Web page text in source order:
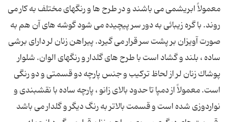
معمولاً ابریشمی می باشند و در طرح ها و رنگهای مختلف به كار می
روند. با گره زیبائی به دور سر پیچیده می شود گوشه های آن هم به
صورت آویزان بر پشت سر قرار می گیرد. پیراهن زنان لر دارای برشی
ساده ، بلند و گشاد است با طرح های گلدار و رنگهای الوان. شلوار
پوشاك زنان لر از لحاظ تركیب و جنس پارچه دو قسمتی و دو رنگی
است. معمولاً از دمپا تا حدود بالای زانو ، پارچه ساده با نقشبندی و
نواردوزی شده است و قسمت بالاتر به رنگ دیگر و گلدار می باشد